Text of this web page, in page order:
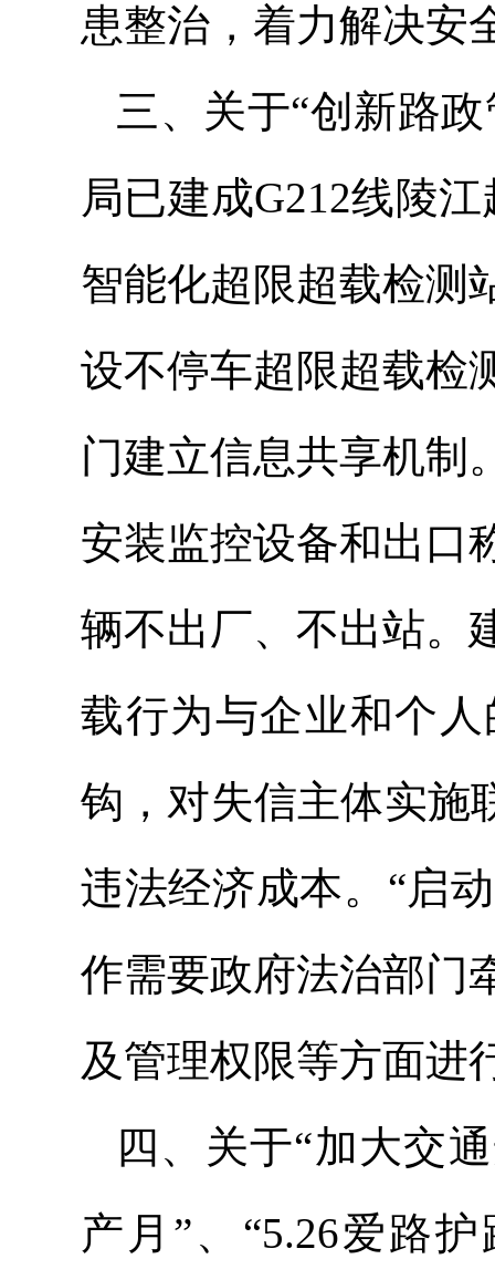
患整治，着力解决安
三、关于“创新路
局已建成G212线陵
智能化超限超载检测
设不停车超限超载检
门建立信息共享机制
安装监控设备和出口
辆不出厂、不出站。
载行为与企业和个
钩，对失信主体实施
违法经济成本。“启
作需要政府法治部门
及管理权限等方面进
四、关于“加大交
产月”、“5.26爱路